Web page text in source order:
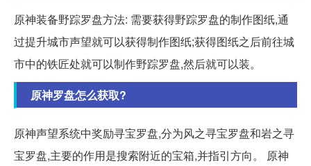
原神装备野踪罗盘方法: 需要获得野踪罗盘的制作图纸,通
过提升城市声望就可以获得制作图纸;获得图纸之后前往城
市中的铁匠处就可以制作野踪罗盘,然后就可以装。
原神罗盘怎么获取?
原神声望系统中奖励寻宝罗盘,分为风之寻宝罗盘和岩之寻
宝罗盘,主要的作用是搜索附近的宝箱,并指引方向。 原神